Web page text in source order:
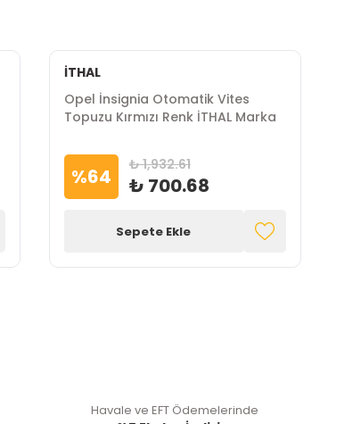
İTHAL
Opel İnsignia Otomatik Vites
Topuzu Kırmızı Renk İTHAL Marka
%64 ₺ 1,932.61
₺ 700.68
Sepete Ekle
Havale ve EFT Ödemelerinde